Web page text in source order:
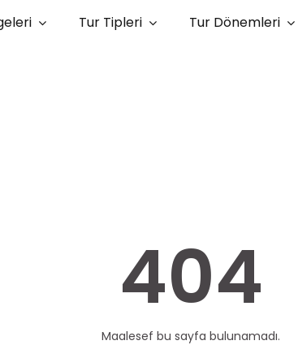
Tur Tipleri Tur Dönemleri
404
Maalesef bu sayfa bulunamadı.